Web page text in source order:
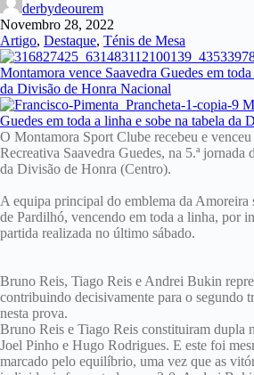
derbydeourem
Novembro 28, 2022
Artigo, Destaque, Ténis de Mesa
O Montamora Sport Clube recebeu e
Recreativa Saavedra Guedes, na 5.ª jornada
da Divisão de Honra (Centro).
A equipa principal do emblema da Amoreira
de Pardilhó, vencendo em toda a linha, por
partida realizada no último sábado.
Bruno Reis, Tiago Reis e Andrei Bukin
contribuindo decisivamente para o segundo
nesta prova.
Bruno Reis e Tiago Reis constituiram dupla
Joel Pinho e Hugo Rodrigues. E este foi
marcado pelo equilíbrio, uma vez que as